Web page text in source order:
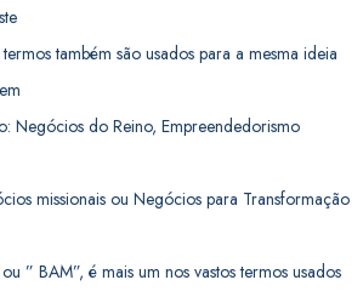
também são usados para a mesma ideia
Negócios do Reino, Empreendedorismo
missionais ou Negócios para Transformação
” BAM”, é mais um nos vastos termos usados